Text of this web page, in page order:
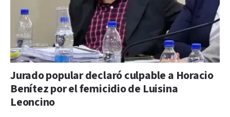
Jurado popular declaró culpable a Horacio
Benítez por el femicidio de Luisina
Leoncino